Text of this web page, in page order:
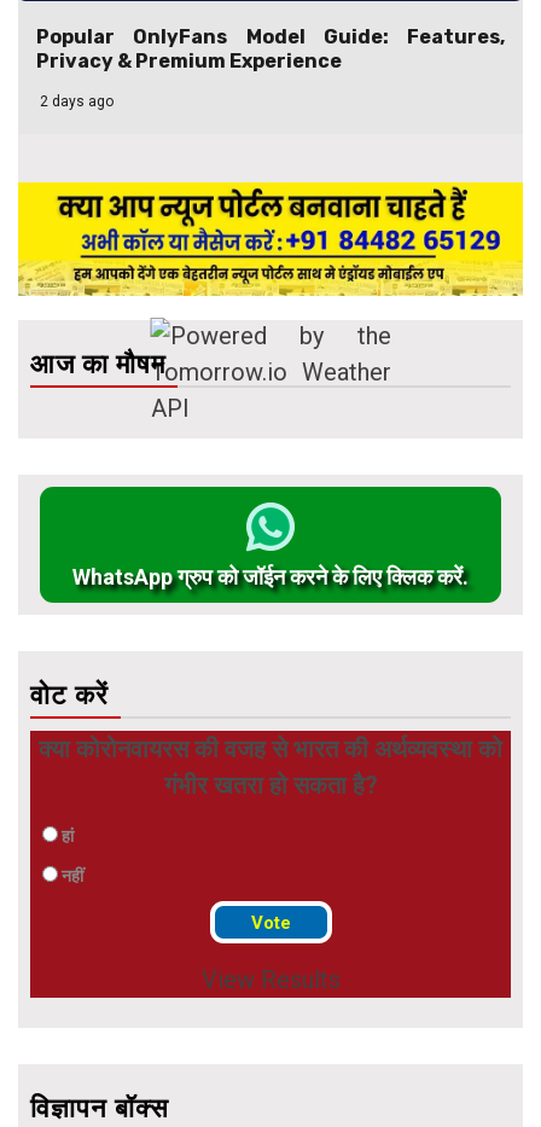
Popular OnlyFans Model Guide: Features,
Privacy & Premium Experience
2 days ago
आज का मौषम
WhatsApp ग्रुप को जॉईन करने के लिए क्लिक करें.
वोट करें
क्या कोरोनवायरस की वजह से भारत की अर्थव्यवस्था को
गंभीर खतरा हो सकता है?
हां
नहीं
View Results
विज्ञापन बॉक्स